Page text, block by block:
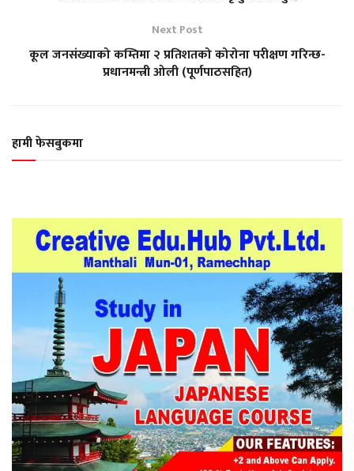
Next Post
कूल जनसंख्याको कम्तिमा २ प्रतिशतको कोरोना परीक्षण गरिन्छ-
प्रधानमन्त्री ओली (पूर्णपाठसहित)
हामी फेसबुकमा